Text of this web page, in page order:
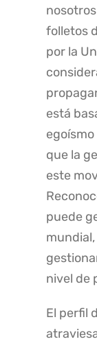
folletos
por la
está
que la
este
puede
nivel de
El perfil